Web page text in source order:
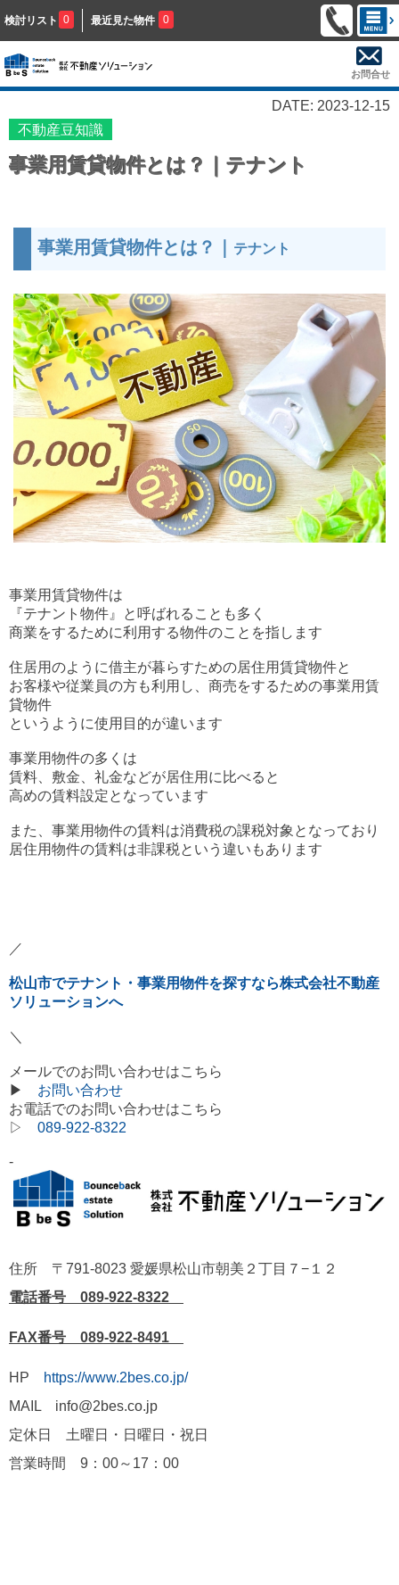
検討リスト 0 最近見た物件 0
お問合せ
DATE: 2023-12-15
不動産豆知識
事業用賃貸物件とは？｜テナント
事業用賃貸物件とは？｜ テナント
事業用賃貸物件は
『テナント物件』と呼ばれることも多く
商業をするために利用する物件のことを指します
住居用のように借主が暮らすための居住用賃貸物件と
お客様や従業員の方も利用し、商売をするための事業用賃
貸物件
というように使用目的が違います
事業用物件の多くは
賃料、敷金、礼金などが居住用に比べると
高めの賃料設定となっています
また、事業用物件の賃料は消費税の課税対象となっており
居住用物件の賃料は非課税という違いもあります
／
松山市でテナント・事業用物件を探すなら株式会社不動産
ソリューションへ
＼
メールでのお問い合わせはこちら
▶ お問い合わせ
お電話でのお問い合わせはこちら
▷ 089-922-8322
-
住所 〒791-8023 愛媛県松山市朝美２丁目７−１２
電話番号 089-922-8322
FAX番号 089-922-8491
HP
https://www.2bes.co.jp/
MAIL info@2bes.co.jp
定休日 土曜日・日曜日・祝日
営業時間 9：00～17：00